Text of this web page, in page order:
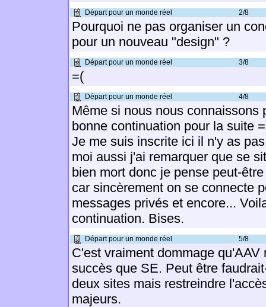
Départ pour un monde réel 2/8
Pourquoi ne pas organiser un
pour un nouveau "design" ?
Départ pour un monde réel 3/8
=(
Départ pour un monde réel 4/8
Même si nous nous connaissons
bonne continuation pour la suite
Je me suis inscrite ici il n'y as
moi aussi j'ai remarquer que se
bien mort donc je pense peut-
car sincèrement on se connecte
messages privés et encore...
continuation. Bises.
Départ pour un monde réel 5/8
C'est vraiment dommage qu'AAV
succès que SE. Peut être
deux sites mais restreindre
majeurs.